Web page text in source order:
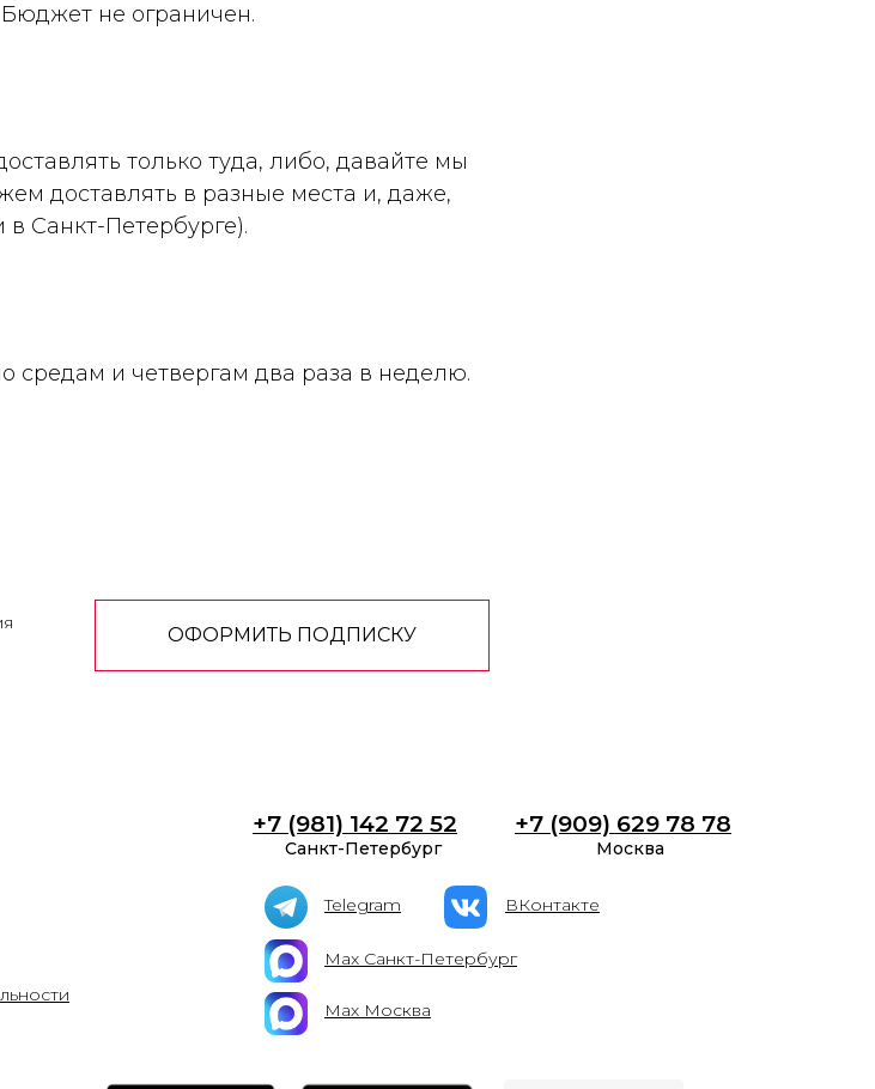
не ограничен.
только туда, либо, давайте мы
доставлять в разные места и, даже,
Санкт-Петербурге).
и четвергам два раза в неделю.
ОФОРМИТЬ ПОДПИСКУ
Санкт-Петербург
+7 (909) 629 78 78
Мах Москва
Мах Санкт-Петербург
ВКонтакте
Telegram
+7 (981) 142 72 52
Москва